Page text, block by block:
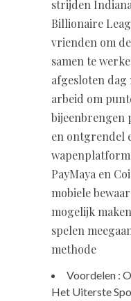
strijden
Billionaire
vrienden om
samen te
afgesloten dag
arbeid om
bijeenbrengen
en ontgrendel
PayMaya en
mobiele
mogelijk
spelen
methode
Voordelen :
Het Uiterste